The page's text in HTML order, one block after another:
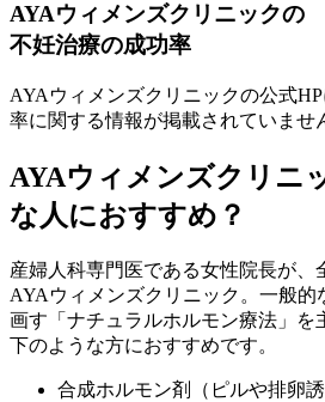
AYAウィメンズクリニックの
不妊治療の成功率
AYAウィメンズクリニックの公式
率に関する情報が掲載されていませ
AYAウィメンズクリニ
な人におすすめ？
産婦人科専門医である女性院長が、
AYAウィメンズクリニック。一般的
画す「ナチュラルホルモン療法」を
下のような方におすすめです。
合成ホルモン剤（ピルや排卵